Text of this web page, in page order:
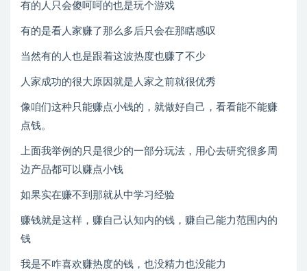
有的人只会傻呵呵的也是玩个游戏
有的是看人家赚了那么多后只会在那瞎感叹
当然有的人也是跟着这波热度也赚了不少
人家成功的很大原因就是人家之前就很优秀
像咱们这种只能赚点小钱的，就做好自己，看看能不能赚
点钱。
上面我举例的只是很少的一部分玩法，用心去研究很多周
边产品都可以赚点小钱
如果实在赚不到那就从中学习经验
赚钱就是这样，赚自己认知内的钱，赚自己能力范围内的
钱
我是不咋喜欢赚热度的钱，也没精力也没能力